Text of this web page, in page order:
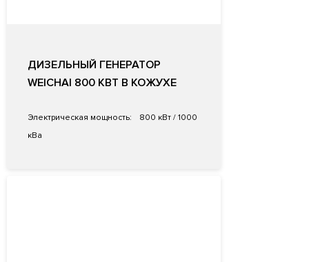
ДИЗЕЛЬНЫЙ ГЕНЕРАТОР
WEICHAI 800 КВТ В КОЖУХЕ
Электрическая мощность:
800 кВт / 1000
кВа